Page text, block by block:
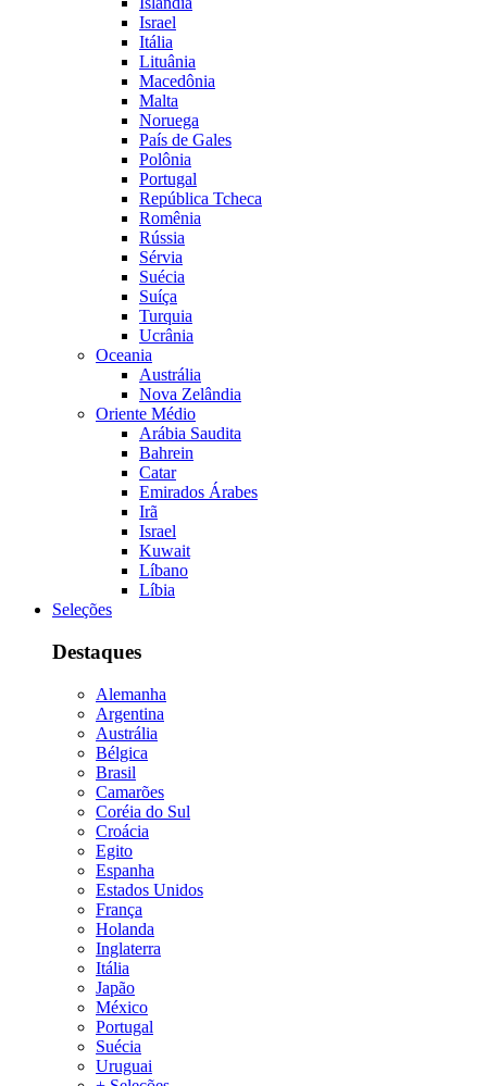
Israel
Itália
Lituânia
Macedônia
Malta
Noruega
País de Gales
Polônia
Portugal
República Tcheca
Romênia
Rússia
Sérvia
Suécia
Suíça
Turquia
Ucrânia
Oceania
Austrália
Nova Zelândia
Oriente Médio
Arábia Saudita
Bahrein
Catar
Emirados Árabes
Irã
Israel
Kuwait
Líbano
Líbia
Seleções
Destaques
Alemanha
Argentina
Austrália
Bélgica
Brasil
Camarões
Coréia do Sul
Croácia
Egito
Espanha
Estados Unidos
França
Holanda
Inglaterra
Itália
Japão
México
Portugal
Suécia
Uruguai